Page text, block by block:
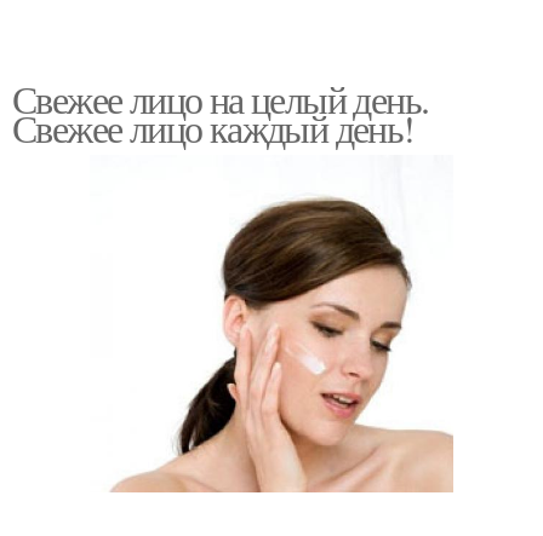
Свежее лицо на целый день.
Свежее лицо каждый день!